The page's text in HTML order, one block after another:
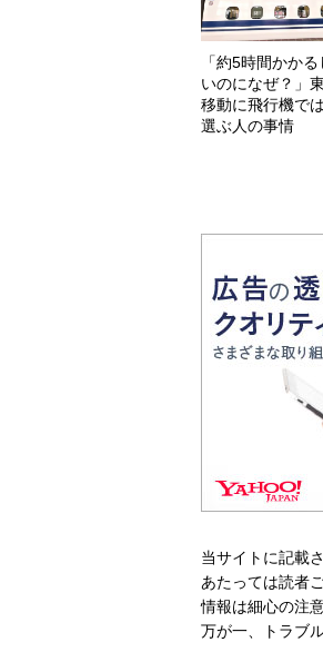
「約5時間かか
いのになぜ？」
移動に飛行機で
選ぶ人の事情
当サイトに記載
あたっては読者
情報は細心の注
万が一、トラブ